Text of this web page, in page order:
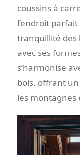
coussins à
l’endroit
tranquillité des
avec ses
s’harmonise
bois, offrant
les montagnes